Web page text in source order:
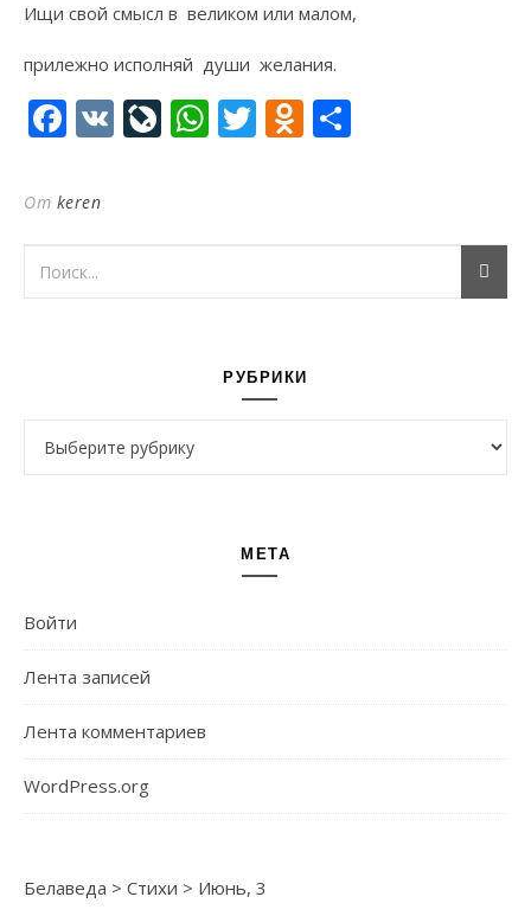
Ищи свой смысл в великом или малом,
прилежно исполняй души желания.
Facebook
VK LiveJournal
WhatsApp
Twitter
От keren
РУБРИКИ
МЕТА
Войти
Лента записей
Лента комментариев
WordPress.org
Белаведа > Стихи > Июнь, 3